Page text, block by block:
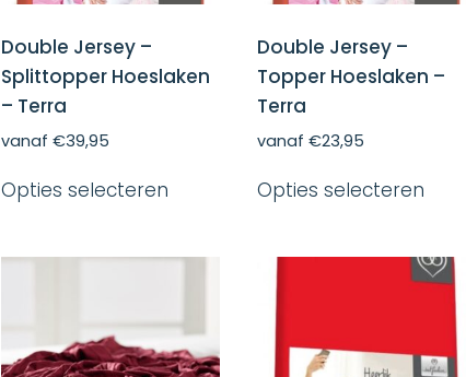
Double Jersey –
Splittopper Hoeslaken
– Terra
vanaf €39,95
Opties selecterenproduct
variaties.
kan
gekozen
worden
Double Jersey –
Topper Hoeslaken –
Terra
vanaf€23,95
Opties selecteren
Deze
optie
kan